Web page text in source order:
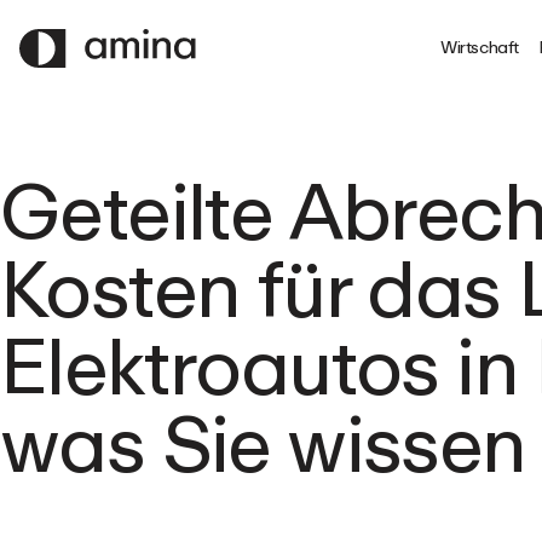
HAUPTINHALT
SPRINGEN Wirtschaft
Geteilte
Kosten für das
Elektroautos
was Sie